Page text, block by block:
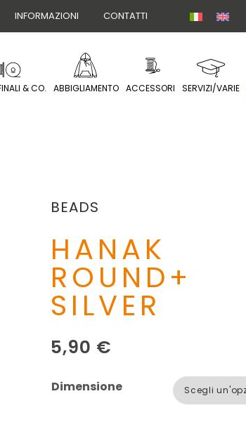
INFORMAZIONI CONTATTI
& CO. ABBIGLIAMENTO ACCESSORI SERVIZI/VARIE
BEADS
HANAK
ROUND+
SILVER
5,90 €
Dimensione